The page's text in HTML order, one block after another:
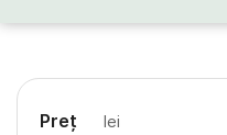
Preț lei